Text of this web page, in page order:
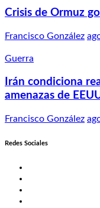
Crisis de Ormuz
Francisco González
Guerra
Irán condiciona
amenazas de
Francisco González
Redes Sociales